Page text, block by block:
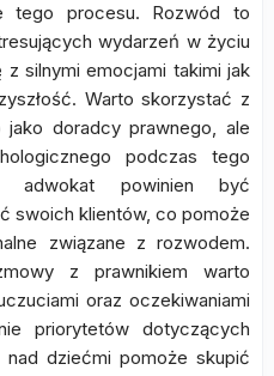
tego procesu. Rozwód to
wydarzeń w życiu
silnymi emocjami takimi jak
Warto skorzystać z
doradcy prawnego, ale
podczas tego
adwokat powinien być
swoich klientów, co pomoże
związane z rozwodem.
z prawnikiem warto
oraz oczekiwaniami
priorytetów dotyczących
nad dziećmi pomoże skupić